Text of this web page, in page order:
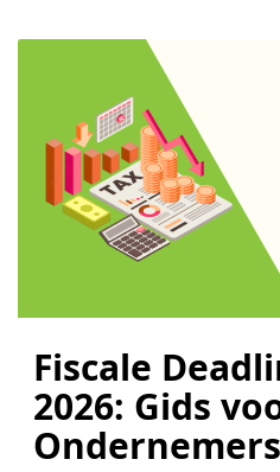
Fiscale
2026: Gids
Ondernemers